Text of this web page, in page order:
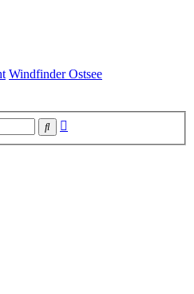
Windfinder Ostsee
Suche